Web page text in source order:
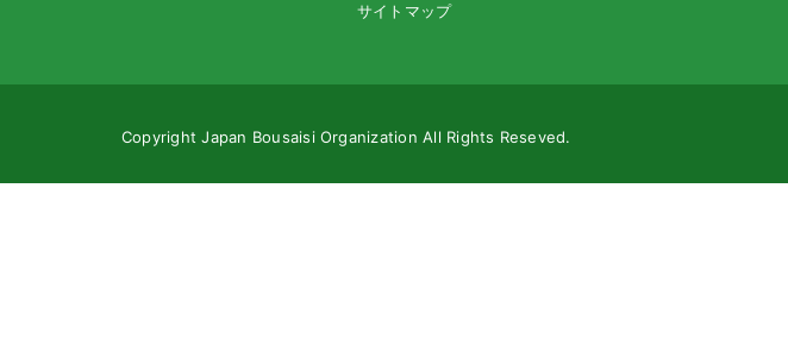
サイトマップ
Copyright Japan Bousaisi Organization All Rights Reseved.